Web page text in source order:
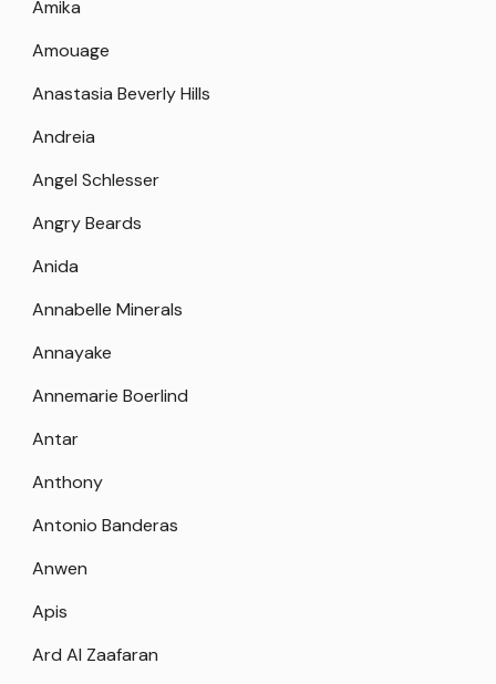
Amika
Amouage
Anastasia Beverly Hills
Andreia
Angel Schlesser
Angry Beards
Anida
Annabelle Minerals
Annayake
Annemarie Boerlind
Antar
Anthony
Antonio Banderas
Anwen
Apis
Ard Al Zaafaran